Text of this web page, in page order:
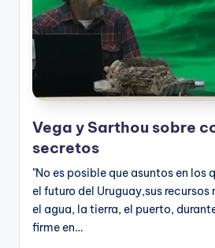
Vega y Sarthou sobre
secretos
"No es posible que asuntos en los
el futuro del Uruguay,sus
el agua, la tierra, el puerto,
firme en…